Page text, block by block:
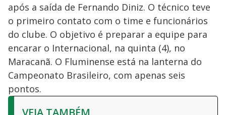
após a saída de Fernando Diniz. O técnico teve
o primeiro contato com o time e funcionários
do clube. O objetivo é preparar a equipe para
encarar o Internacional, na quinta (4), no
Maracanã. O Fluminense está na lanterna do
Campeonato Brasileiro, com apenas seis
pontos.
VEJA TAMBÉM